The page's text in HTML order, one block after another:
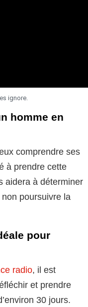
ignore.
homme en
comprendre ses
à prendre cette
aidera à déterminer
poursuivre la
pour
radio, il est
et prendre
30 jours.